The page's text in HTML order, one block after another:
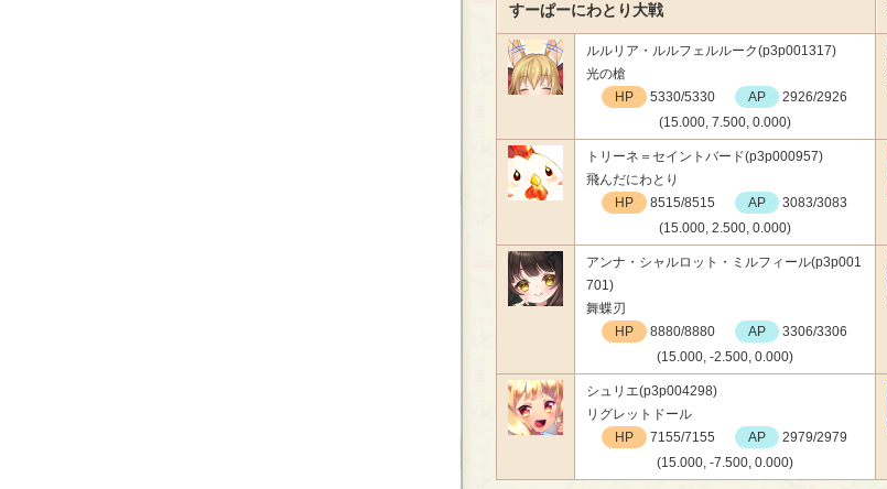
すーぱーにわとり大戦
ルルリア・ルルフェルルーク(p3p001317)
光の槍
HP
5330/5330 AP
2926/2926
(15.000, 7.500, 0.000)
トリーネ＝セイントバード(p3p000957)
飛んだにわとり
HP
8515/8515 AP
3083/3083
(15.000, 2.500, 0.000)
アンナ・シャルロット・ミルフィール(p3p001
701)
舞蝶刃
HP
8880/8880 AP
3306/3306
(15.000, -2.500, 0.000)
シュリエ(p3p004298)
リグレットドール
HP
7155/7155 AP
2979/2979
(15.000, -7.500, 0.000)